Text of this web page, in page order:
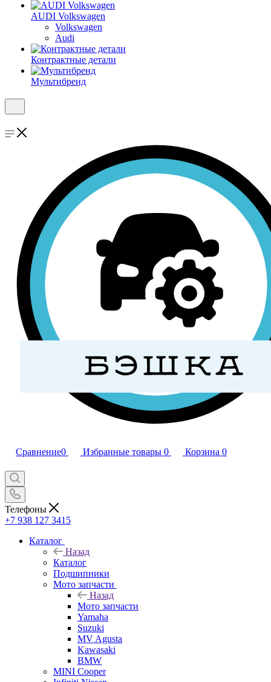
AUDI Volkswagen
Volkswagen
Audi
Контрактные детали
Мультибренд
Сравнение0 Избранные товары 0 Корзина 0
Телефоны
+7 938 127 3415
Каталог
Назад
Каталог
Подшипники
Мото запчасти
Назад
Мото запчасти
Yamaha
Suzuki
MV Agusta
Kawasaki
BMW
MINI Cooper